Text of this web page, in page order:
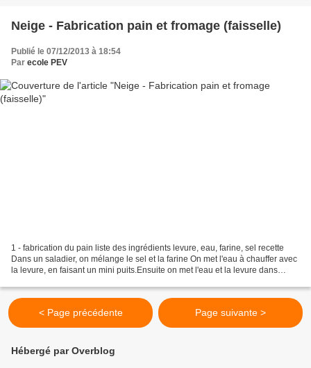
Neige - Fabrication pain et fromage (faisselle)
Publié le 07/12/2013 à 18:54
Par ecole PEV
1 - fabrication du pain liste des ingrédients levure, eau, farine, sel recette
Dans un saladier, on mélange le sel et la farine On met l'eau à chauffer avec
la levure, en faisant un mini puits.Ensuite on met l'eau et la levure dans
< Page précédente Page suivante >
Hébergé par Overblog